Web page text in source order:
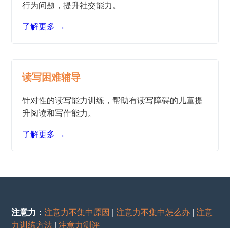
行为问题，提升社交能力。
了解更多 →
读写困难辅导
针对性的读写能力训练，帮助有读写障碍的儿童提
升阅读和写作能力。
了解更多 →
注意力：注意力不集中原因 |注意力不集中怎么办 |注意
力训练方法 |注意力测评